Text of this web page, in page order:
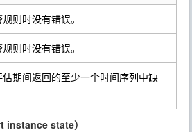
则时没有错误。
则时没有错误。
期间返回的至少一个时间序列中缺
instance state）